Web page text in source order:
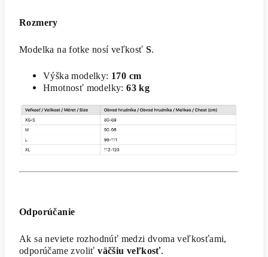
Rozmery
Modelka na fotke nosí veľkosť S.
Výška modelky: 170 cm
Hmotnosť modelky:63 kg
Odporúčanie
Ak sa neviete rozhodnúť medzi dvoma veľkosťami,
odporúčame zvoliťväčšiu veľkosť.